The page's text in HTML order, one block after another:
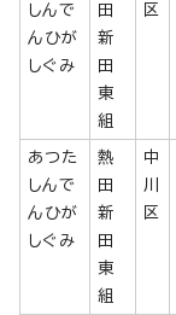
しんで
んひが
しぐみ
田
新
田
東
組
区
あつた
しんで
んひが
しぐみ
熱
田
新
田
東
組
中
川
区